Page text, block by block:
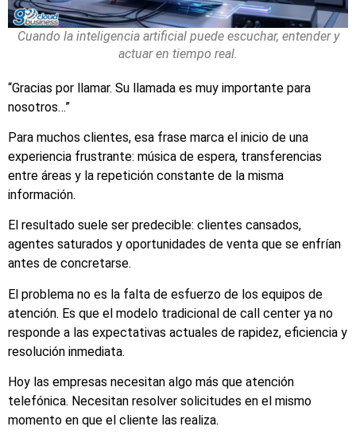
Cuando la inteligencia artificial puede escuchar, entender y
actuar en tiempo real.
“Gracias por llamar. Su llamada es muy importante para
nosotros…”
Para muchos clientes, esa frase marca el inicio de una
experiencia frustrante: música de espera, transferencias
entre áreas y la repetición constante de la misma
información.
El resultado suele ser predecible: clientes cansados,
agentes saturados y oportunidades de venta que se enfrían
antes de concretarse.
El problema no es la falta de esfuerzo de los equipos de
atención. Es que el modelo tradicional de call center ya no
responde a las expectativas actuales de rapidez, eficiencia y
resolución inmediata.
Hoy las empresas necesitan algo más que atención
telefónica. Necesitan resolver solicitudes en el mismo
momento en que el cliente las realiza.